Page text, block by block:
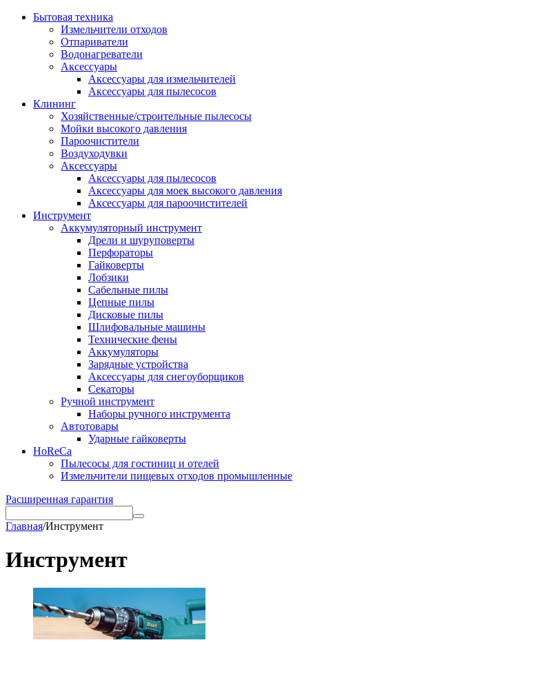
Бытовая техника
Измельчители отходов
Отпариватели
Водонагреватели
Аксессуары
Аксессуары для измельчителей
Аксессуары для пылесосов
Клининг
Хозяйственные/строительные пылесосы
Мойки высокого давления
Пароочистители
Воздуходувки
Аксессуары
Аксессуары для пылесосов
Аксессуары для моек высокого давления
Аксессуары для пароочистителей
Инструмент
Аккумуляторный инструмент
Дрели и шуруповерты
Перфораторы
Гайковерты
Лобзики
Сабельные пилы
Цепные пилы
Дисковые пилы
Шлифовальные машины
Технические фены
Аккумуляторы
Зарядные устройства
Аксессуары для снегоуборщиков
Секаторы
Ручной инструмент
Наборы ручного инструмента
Автотовары
Ударные гайковерты
HoReCa
Пылесосы для гостиниц и отелей
Измельчители пищевых отходов промышленные
Расширенная гарантия
Главная/Инструмент
Инструмент